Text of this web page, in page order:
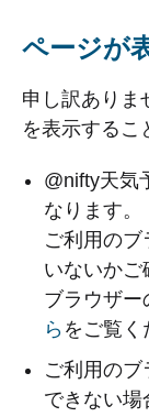
ページが
申し訳ありま
を表示するこ
@nifty天気
なります。
ご利用の
いないかご
ブラウザー
ら をご覧く
ご利用の
できない場